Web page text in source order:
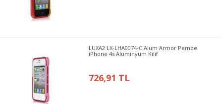
LUXA2 LX-LHA0074-C Alum Armor Pembe
iPhone 4s Alüminyum Kılıf
726,91 TL